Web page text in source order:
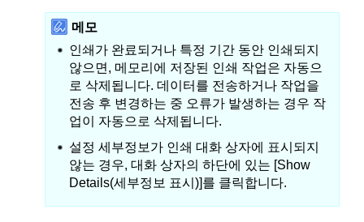
메모
인쇄가 완료되거나 특정 기간 동안 인쇄되지
않으면, 메모리에 저장된 인쇄 작업은 자동으
로 삭제됩니다. 데이터를 전송하거나 작업을
전송 후 변경하는 중 오류가 발생하는 경우 작
업이 자동으로 삭제됩니다.
설정 세부정보가 인쇄 대화 상자에 표시되지
않는 경우, 대화 상자의 하단에 있는 [Show
Details(세부정보 표시)]를 클릭합니다.